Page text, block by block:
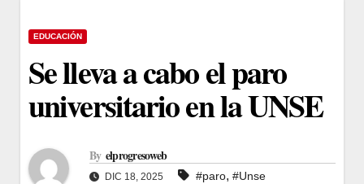
EDUCACIÓN
Se lleva a cabo el paro
universitario en la UNSE
By elprogresoweb
DIC 18, 2025 #paro, #Unse